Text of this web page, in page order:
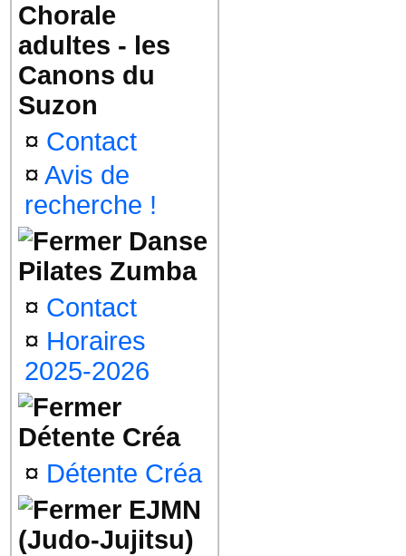
Chorale
adultes - les
Canons du
Suzon
¤ Contact
¤ Avis de
recherche !
Danse
Pilates Zumba
¤ Contact
¤ Horaires
2025-2026
Détente Créa
¤ Détente Créa
EJMN
(Judo-Jujitsu)